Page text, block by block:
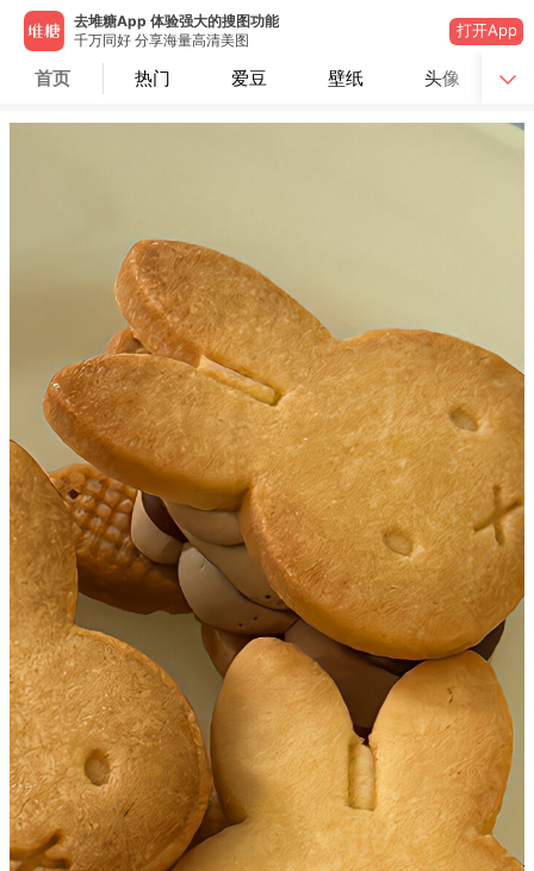
去堆糖App 体验强大的搜图功能
千万同好 分享海量高清美图
打开App
首页 热门 爱豆 壁纸 头像